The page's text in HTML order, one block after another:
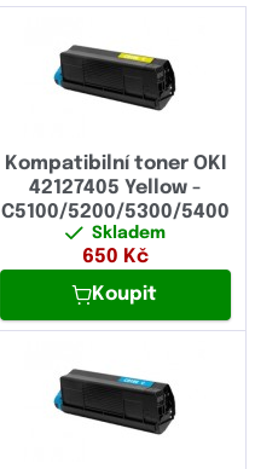
Kompatibilní toner OKI
42127405 Yellow -
C5100/5200/5300/5400
Skladem
650 Kč
Koupit